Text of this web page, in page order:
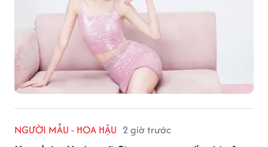
NGƯỜI MẪU - HOA HẬU 2 giờ trước